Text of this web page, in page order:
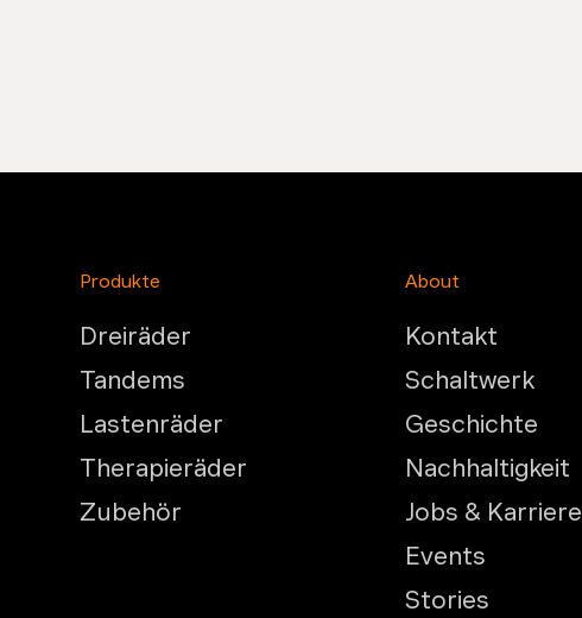
Produkte
Dreiräder
Tandems
Lastenräder
Therapieräder
Zubehör
About
Kontakt
Schaltwerk
Geschichte
Nachhaltigkeit
Jobs & Karriere
Events
Stories